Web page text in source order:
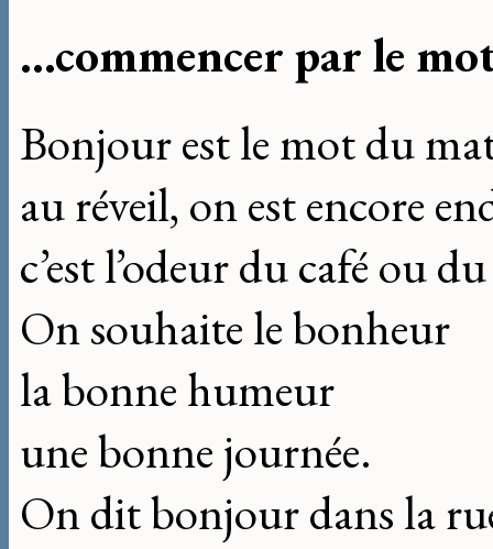
...commencer par le
Bonjour est le mot du
au réveil, on est encore
c’est l’odeur du café ou
On souhaite le bonheur
la bonne humeur
une bonne journée.
On dit bonjour dans la